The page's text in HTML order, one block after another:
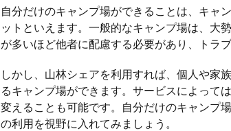
自分だけのキャンプ場ができることは、キャ
ットといえます。一般的なキャンプ場は、大
が多いほど他者に配慮する必要があり、トラ
しかし、山林シェアを利用すれば、個人や家
るキャンプ場ができます。サービスによって
変えることも可能です。自分だけのキャンプ
の利用を視野に入れてみましょう。